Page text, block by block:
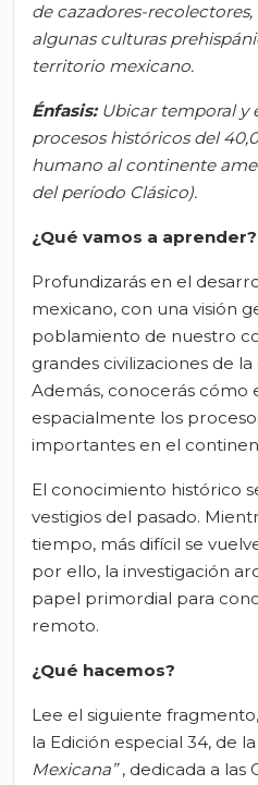
de cazadores-
algunas culturas
territorio mexicano.
Énfasis: Ubicar temporal y
procesos históricos del
humano al continente
del período Clásico).
¿Qué vamos a aprender?
Profundizarás en el
mexicano, con una visión
poblamiento de nuestro
grandes civilizaciones de
Además, conocerás
espacialmente los
importantes en el
El conocimiento histórico
vestigios del pasado.
tiempo, más difícil se
por ello, la investigación
papel primordial para
remoto.
¿Qué hacemos?
Lee el siguiente
la Edición especial 34, de la
Mexicana”, dedicada a las